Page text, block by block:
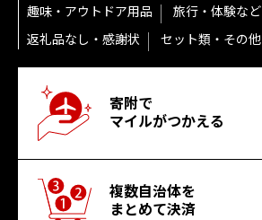
趣味・アウトドア用品
旅行・体験など
返礼品なし・感謝状
セット類・その他
寄附で
マイルがつかえる
複数自治体を
まとめて決済